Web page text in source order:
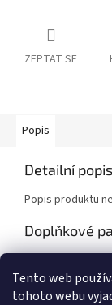
Tento web
tohoto webu
ZEPTAT SE
Popis
Detailní
Popis produktu
Doplňkové
Záruka: 2